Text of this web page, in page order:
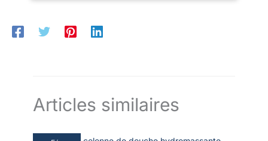
prisée du marché. D’une part, son style design et moderne est
très recherché. D’autre part, l’acrylique se caractérise par un
Articles similaires